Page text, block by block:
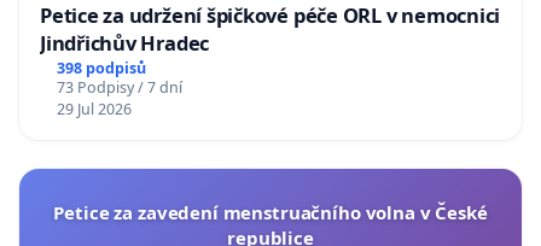
Petice za udržení špičkové péče ORL v nemocnici
Jindřichův Hradec
398 podpisů
73 Podpisy / 7 dní
29 Jul 2026
Petice za zavedení menstruačního volna v České
republice